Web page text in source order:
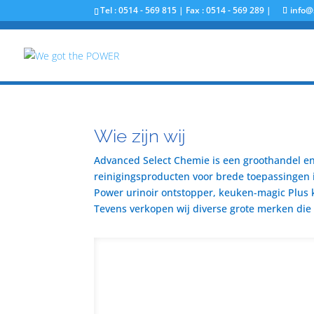
Tel : 0514 - 569 815 | Fax : 0514 - 569 289 |
Wie zijn wij
Advanced Select Chemie is een groothandel
reinigingsproducten voor brede
Power urinoir ontstopper, keuken-magic
Tevens verkopen wij diverse grote merken